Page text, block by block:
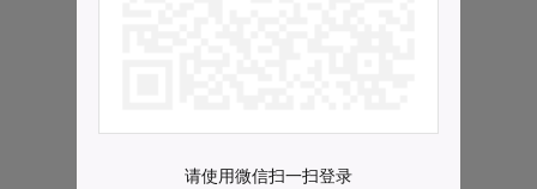
请使用微信扫一扫登录